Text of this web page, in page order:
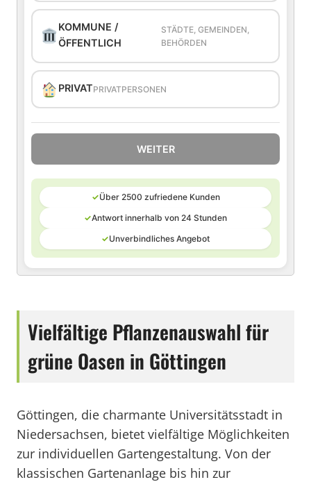
KOMMUNE /
ÖFFENTLICH
STÄDTE, GEMEINDEN,
BEHÖRDEN
PRIVATPRIVATPERSONEN
WEITER
✓Über 2500 zufriedene Kunden
✓Antwort innerhalb von 24 Stunden
✓Unverbindliches Angebot
Vielfältige Pflanzenauswahl für
grüne Oasen in Göttingen
Göttingen, die charmante Universitätsstadt in
Niedersachsen, bietet vielfältige Möglichkeiten
zur individuellen Gartengestaltung. Von der
klassischen Gartenanlage bis hin zur